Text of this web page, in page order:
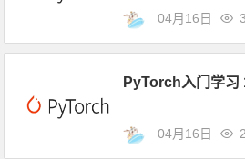
04月16日
PyTorch入门学
04月16日